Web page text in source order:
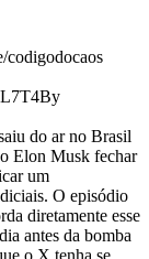
do ar no Brasil
Elon Musk fechar
um
O episódio
diretamente esse
antes da bomba